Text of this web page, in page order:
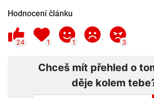
Hodnocení článku
24 1 1 3
Chceš mít přehled o
děje kolem